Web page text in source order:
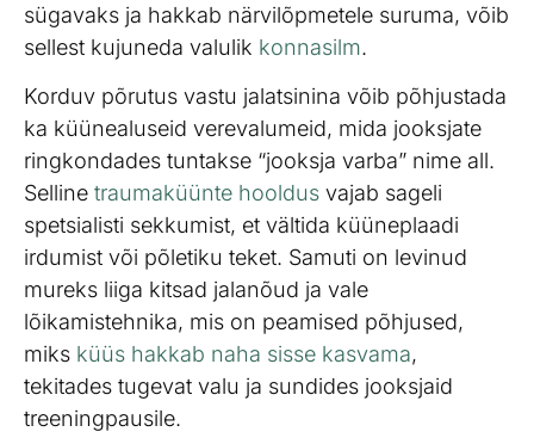
sügavaks ja hakkab närvilõpmetele suruma, võib
sellest kujuneda valulik konnasilm.
Korduv põrutus vastu jalatsinina võib põhjustada
ka küünealuseid verevalumeid, mida jooksjate
ringkondades tuntakse “jooksja varba” nime all.
Selline traumaküünte hooldus vajab sageli
spetsialisti sekkumist, et vältida küüneplaadi
irdumist või põletiku teket. Samuti on levinud
mureks liiga kitsad jalanõud ja vale
lõikamistehnika, mis on peamised põhjused,
miks küüs hakkab naha sisse kasvama,
tekitades tugevat valu ja sundides jooksjaid
treeningpausile.